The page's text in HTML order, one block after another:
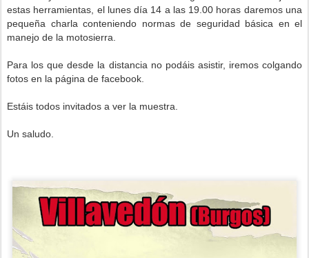
estas herramientas, el lunes día 14 a las 19.00 horas daremos una
pequeña charla conteniendo normas de seguridad básica en el
manejo de la motosierra.
Para los que desde la distancia no podáis asistir, iremos colgando
fotos en la página de facebook.
Estáis todos invitados a ver la muestra.
Un saludo.